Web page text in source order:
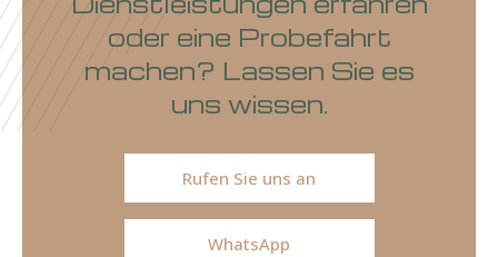
oder eine Probefahrt
machen? Lassen Sie es
uns wissen.
Rufen Sie uns an
WhatsApp